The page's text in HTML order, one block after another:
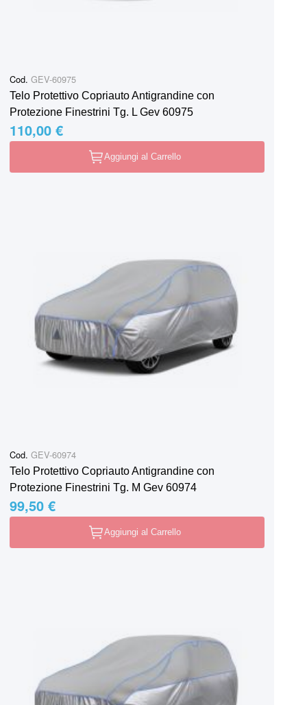
Cod. GEV-60975
Telo Protettivo Copriauto Antigrandine con
Protezione Finestrini Tg. L Gev 60975
110,00 €
Aggiungi al Carrello
Cod. GEV-60974
Telo Protettivo Copriauto Antigrandine con
Protezione Finestrini Tg. M Gev 60974
99,50 €
Aggiungi al Carrello